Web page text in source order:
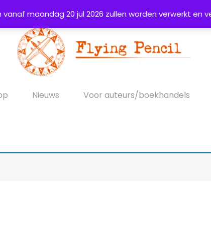
Nieuws Voor auteurs/boekhandels
vanaf maandag 20 jul 2026 zullen worden verwerkt en